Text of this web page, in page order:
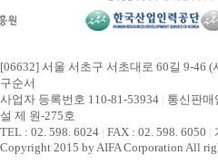
[06632] 서울 서초구 서초대로 60길 9-46
구순서
사업자 등록번호 110-81-53934
통신판
설 제 원-275호
TEL : 02. 598. 6024 FAX : 02. 598. 6050
Copyright 2015 by AIFA Corporation All